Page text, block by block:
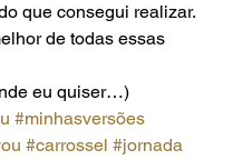
que consegui realizar.
de todas essas
eu quiser…)
#minhasversões
#carrossel #jornada